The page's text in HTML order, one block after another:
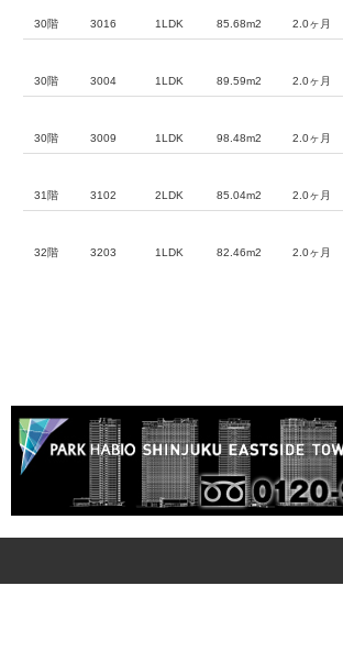
30階 3016 1LDK 85.68m2 2.0ヶ月
30階 3004 1LDK 89.59m2 2.0ヶ月
30階 3009 1LDK 98.48m2 2.0ヶ月
31階 3102 2LDK 85.04m2 2.0ヶ月
32階 3203 1LDK 82.46m2 2.0ヶ月